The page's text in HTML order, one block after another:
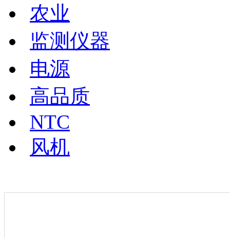
农业
监测仪器
电源
高品质
NTC
风机